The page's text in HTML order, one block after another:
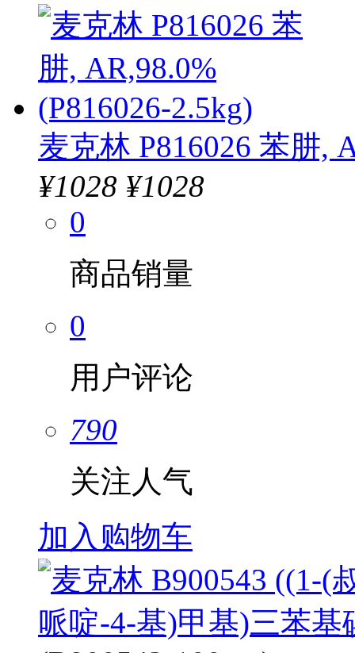
麦克林 P816026 苯肼,
¥1028 ¥1028
0
商品销量
0
用户评论
790
关注人气
加入购物车